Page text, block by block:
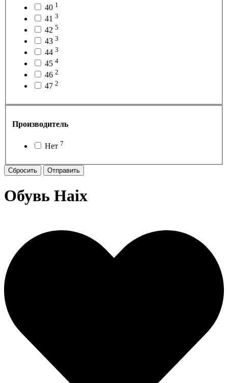
40 1
41 3
42 5
43 3
44 3
45 4
46 2
47 2
Производитель
Нет 7
Сбросить Отправить
Обувь Haix